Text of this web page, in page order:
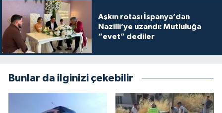
Aşkın rotası İspanya’dan
Nazilli’ye uzandı: Mutluluğa
“evet” dediler
Bunlar da ilginizi çekebilir